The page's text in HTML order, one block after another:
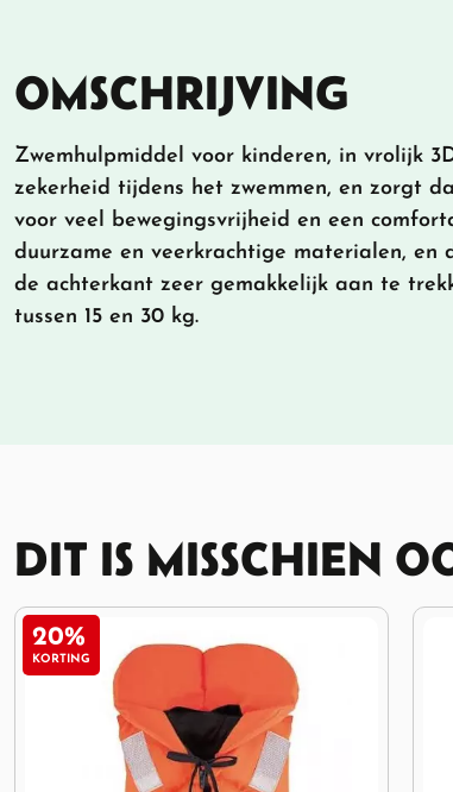
OMSCHRIJVING
Zwemhulpmiddel voor kinderen, in vrolijk
zekerheid tijdens het zwemmen, en zorgt
voor veel bewegingsvrijheid en een
duurzame en veerkrachtige materialen, en
de achterkant zeer gemakkelijk aan te
tussen 15 en 30 kg.
DIT IS MISSCHIEN